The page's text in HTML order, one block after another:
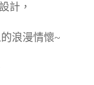
計，
浪漫情懷~